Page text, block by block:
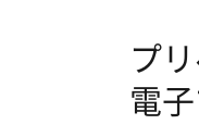
プ
電